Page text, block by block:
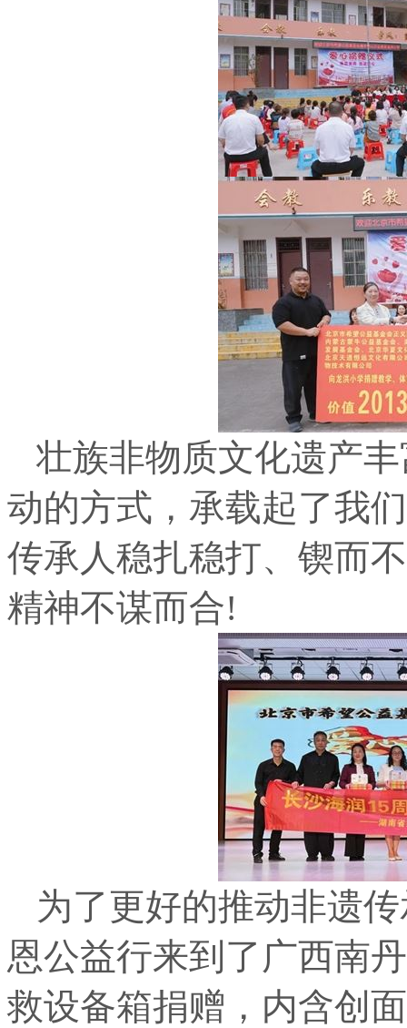
壮族非物质文化遗产
动的方式，承载起了我
传承人稳扎稳打、锲而
精神不谋而合!
为了更好的推动非遗
恩公益行来到了广西南
救设备箱捐赠，内含创